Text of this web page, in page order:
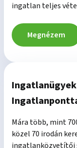
ingatlan teljes
Megnézem
Mára több, mint
közel 70 irodán
ingatlanközvetítői